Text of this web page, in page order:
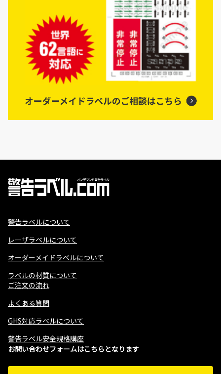
警告ラベルについて
レーザラベルについて
オーダーメイドラベルについて
ラベルの材質について
ご注文の流れ
よくある質問
GHS対応ラベルについて
警告ラベル安全規格講座
お問い合わせフォームはこちらとなります